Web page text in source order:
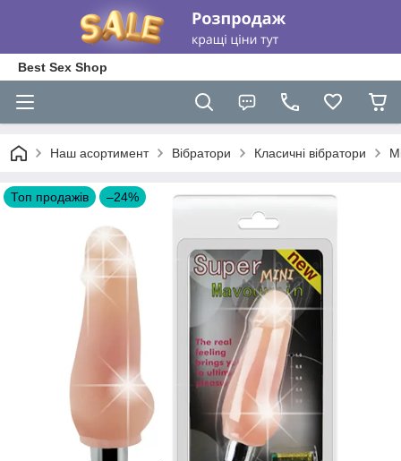
Best Sex Shop
Наш асортимент Вібратори Класичні вібратори
Топ продажів –24%